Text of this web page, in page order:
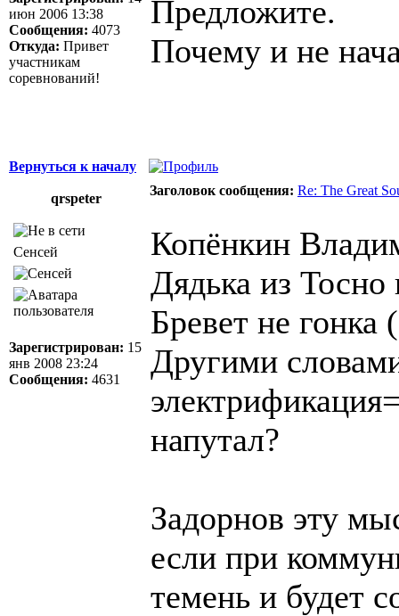
июн 2006 13:38
Сообщения: 4073
Откуда: Привет
участникам
соревнований!
Предложите.
Почему и не
Вернуться к началу
qrspeter
Заголовок сообщения: Re: The Great
Сенсей
Зарегистрирован: 15
янв 2008 23:24
Сообщения: 4631
Копёнкин
Дядька из Тосно
Бревет не гонка
Другими
напутал?
Задорнов эту
если при
темень и будет